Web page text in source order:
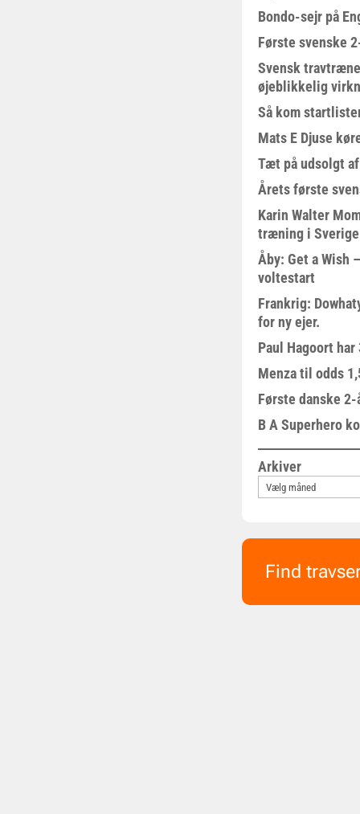
Bondo-sejr på
Første svenske
Svensk
øjeblikkelig
Så kom
Mats E Djuse
Tæt på udsolgt
Årets første
Karin Walter
træning i Sverige
Åby: Get a Wish
voltestart
Frankrig:
for ny ejer.
Paul Hagoort
Menza til odds
Første danske
B A Superhero
Arkiver
Find